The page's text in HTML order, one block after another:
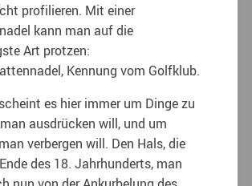
profilieren. Mit einer
kann man auf die
Art protzen:
Kennung vom Golfklub.
es hier immer um Dinge zu
ausdrücken will, und um
verbergen will. Den Hals, die
des 18. Jahrhunderts, man